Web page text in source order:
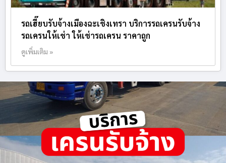
รถเฮี๊ยบรับจ้างเมืองฉะเชิงเทรา บริการรถเครนรับจ้าง
รถเครนให้เช่า ให้เช่ารถเครน ราคาถูก
ดูเพิ่มเติม »